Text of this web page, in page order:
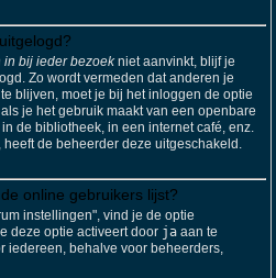
in bij ieder bezoekniet aanvinkt, blijf je
Zo wordt vermeden dat anderen je
blijven, moet je bij het inloggen de optie
je het gebruik maakt van een openbare
de bibliotheek, in een internet café, enz.
de beheerder deze uitgeschakeld.
online gebruikers lijst?
instellingen", vind je de optie
deze optie activeert door ja aan te
iedereen, behalve voor beheerders,